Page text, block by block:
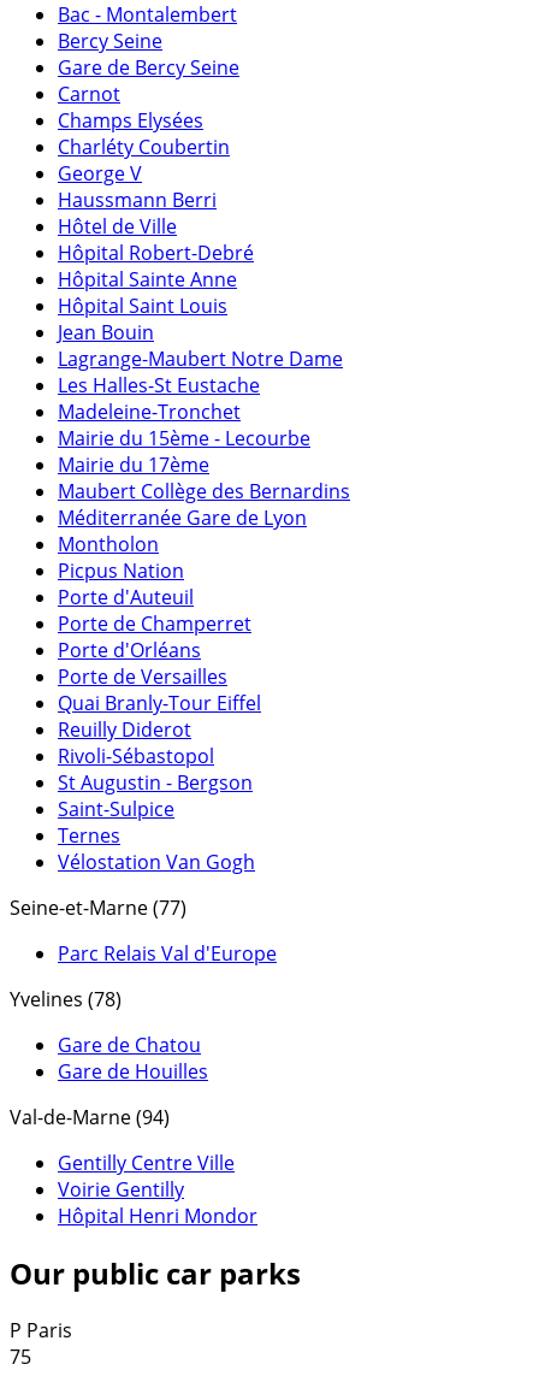
Bac - Montalembert
Bercy Seine
Gare de Bercy Seine
Carnot
Champs Elysées
Charléty Coubertin
George V
Haussmann Berri
Hôtel de Ville
Hôpital Robert-Debré
Hôpital Sainte Anne
Hôpital Saint Louis
Jean Bouin
Lagrange-Maubert Notre Dame
Les Halles-St Eustache
Madeleine-Tronchet
Mairie du 15ème - Lecourbe
Mairie du 17ème
Maubert Collège des Bernardins
Méditerranée Gare de Lyon
Montholon
Picpus Nation
Porte d'Auteuil
Porte de Champerret
Porte d'Orléans
Porte de Versailles
Quai Branly-Tour Eiffel
Reuilly Diderot
Rivoli-Sébastopol
St Augustin - Bergson
Saint-Sulpice
Ternes
Vélostation Van Gogh
Seine-et-Marne (77)
Parc Relais Val d'Europe
Yvelines (78)
Gare de Chatou
Gare de Houilles
Val-de-Marne (94)
Gentilly Centre Ville
Voirie Gentilly
Hôpital Henri Mondor
Our public car parks
P Paris
75